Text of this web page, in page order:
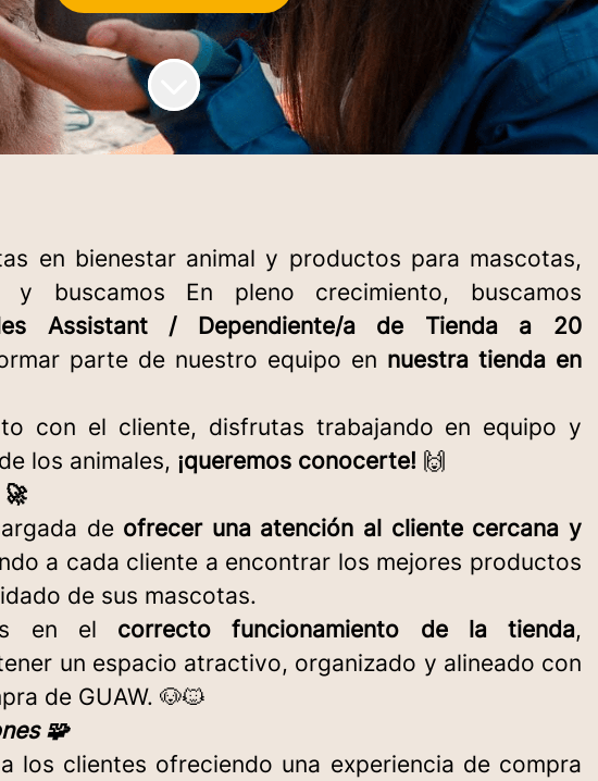
en bienestar animal y productos para mascotas,
y buscamos En pleno crecimiento, buscamos
Assistant / Dependiente/a de Tienda
a 20
parte de nuestro equipo en nuestra tienda en
con el cliente, disfrutas trabajando en equipo y
los animales, ¡queremos conocerte! 🙌
de ofrecer una atención al cliente cercana y
a cada cliente a encontrar los mejores productos
de sus mascotas.
en el correcto funcionamiento de la tienda,
un espacio atractivo, organizado y alineado con
de GUAW. 🐶🐱
🧩
los clientes ofreciendo una experiencia de compra